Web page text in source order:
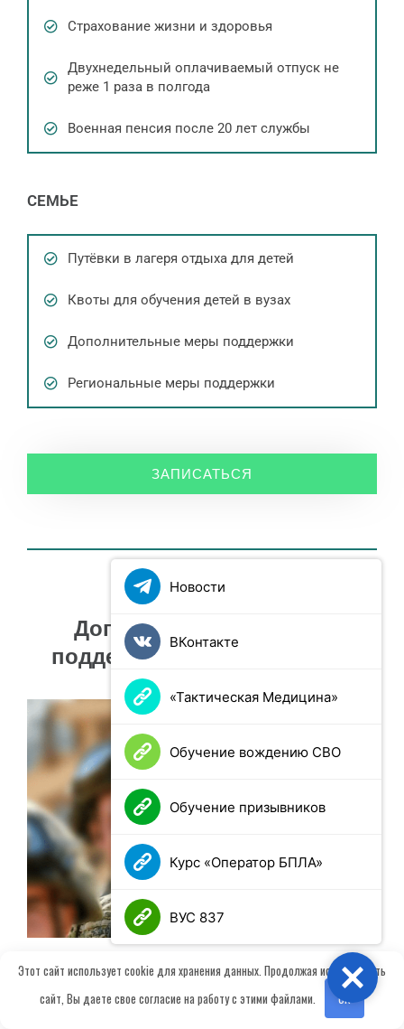
Страхование жизни и здоровья
Двухнедельный оплачиваемый отпуск не
реже 1 раза в полгода
Военная пенсия после 20 лет службы
СЕМЬЕ
Путёвки в лагеря отдыха для детей
Квоты для обучения детей в вузах
Дополнительные меры поддержки
Региональные меры поддержки
ЗАПИСАТЬСЯ
Дополнительные меры
поддержки участников СВО
Этот сайт использует cookie для хранения данных. Продолжая использовать
сайт, Вы даете свое согласие на работу с этими файлами.
OK
Новости
ВКонтакте
«Тактическая Медицина»
Обучение вождению СВО
Обучение призывников
Курс «Оператор БПЛА»
ВУС 837
Close